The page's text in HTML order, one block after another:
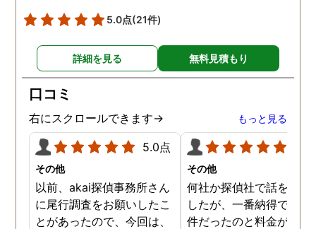
5.0点(21件)
詳細を見る 無料見積もり
口コミ
右にスクロールできます→ もっと見る
5.0点
その他
以前、akai探偵事務所さん
に尾行調査をお願いしたこ
とがあったので、今回は、
その他
何社か探偵社で話を聞き
したが、一番納得できる
件だったのと料金が比較